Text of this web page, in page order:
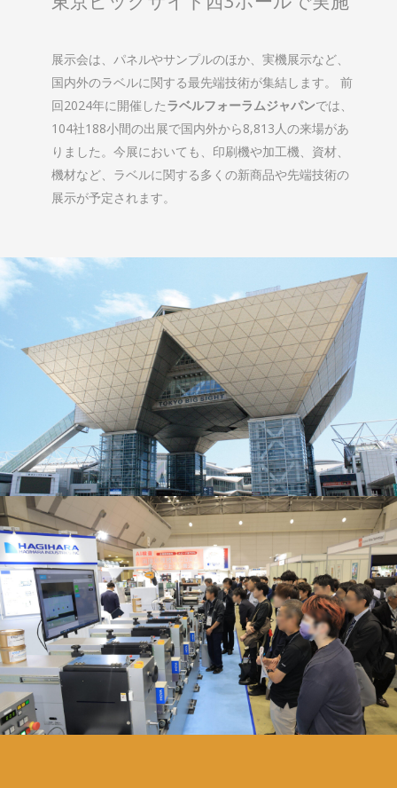
展示会は、パネルやサンプルのほか、実機展示など、
国内外のラベルに関する最先端技術が集結します。 前
回2024年に開催したラベルフォーラムジャパンでは、
104社188小間の出展で国内外から8,813人の来場があ
りました。今展においても、印刷機や加工機、資材、
機材など、ラベルに関する多くの新商品や先端技術の
展示が予定されます。